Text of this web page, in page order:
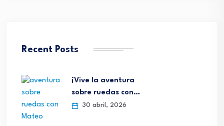
Recent Posts
¡Vive la aventura
sobre ruedas con…
30 abril, 2026